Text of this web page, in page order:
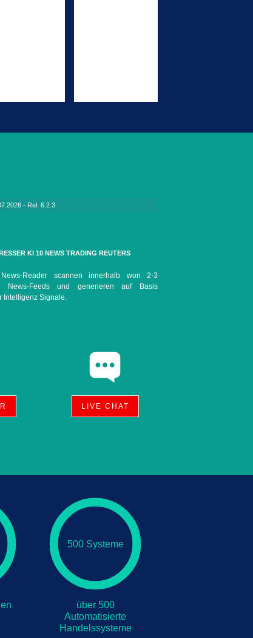
KI 10 Flash-Trading updated on 2.08.2026 - Rel. 6.1.8 KI 10 Scan updated on 27.07.2026 - Rel. 46.12.16 KI 10 News Trading updated on 21.07.2026 - Rel. 6.2.3
KI 10 NEWS TRADING REUTERS
News-Reader scannen innerhalb won 2-3
News-Feeds und generieren auf Basis
Intelligenz Signale.
LIVE CHAT
500 Systeme
über 500
Automatisierte
Handelssysteme